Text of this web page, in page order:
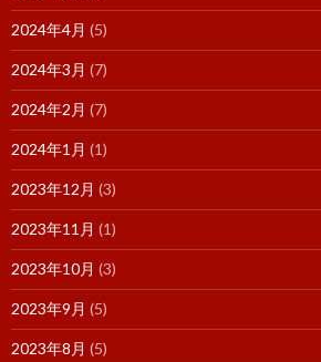
2024年4月 (5)
2024年3月 (7)
2024年2月 (7)
2024年1月 (1)
2023年12月 (3)
2023年11月 (1)
2023年10月 (3)
2023年9月 (5)
2023年8月 (5)